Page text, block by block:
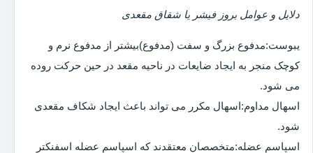
دلایل و عوامل بروز فیشر یا شقاق مقعدی
یبوست:مدفوع بزرگ و سفت (مدفوع)بیشتر از مدفوع نرم و
کوچک منجر به ایجاد ضایعات در ناحیه مقعد در حین حرکت روده
می شود.
اسهال مداوم:اسهال مکرر می تواند باعث ایجاد شکاف مقعدی
شود.
اسپاسم عضله:متخصصان معتقدند که اسپاسم عضله اسفنکتر